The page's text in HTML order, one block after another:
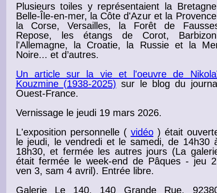
Plusieurs toiles y représentaient la
Belle-Île-en-mer, la Côte d'Azur et la
la Corse, Versailles, la Forêt de
Repose, les étangs de Corot,
l'Allemagne, la Croatie, la Russie et la
Noire... et d’autres.
Un article sur la vie et l'oeuvre de
Kouzmine (1938-2025) sur le blog du
Ouest-France.
Vernissagele jeudi 19 mars 2026.
L'exposition personnelle ( vidéo) était
le jeudi, le vendredi et le samedi, de 14h30
18h30, et fermée les autres jours (La
était fermée le week-end de Pâques - jeu
ven 3, sam 4 avril). Entrée libre.
Galerie Le 140, 140 Grande Rue,